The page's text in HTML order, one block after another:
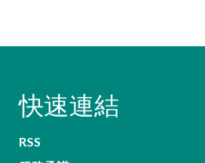
快速連結
RSS